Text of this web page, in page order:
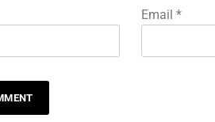
Email *